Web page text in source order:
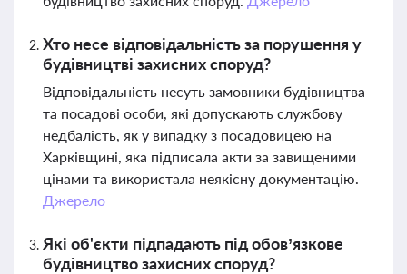
Хто несе відповідальність за порушення у
будівництві захисних споруд?
Відповідальність несуть замовники будівництва
та посадові особи, які допускають службову
недбалість, як у випадку з посадовицею на
Харківщині, яка підписала акти за завищеними
цінами та використала неякісну документацію.
Джерело
Які об'єкти підпадають під обов’язкове
будівництво захисних споруд?